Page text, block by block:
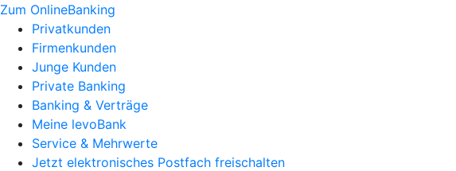
Zum OnlineBanking
Privatkunden
Firmenkunden
Junge Kunden
Private Banking
Banking & Verträge
Meine levoBank
Service & Mehrwerte
Jetzt elektronisches Postfach freischalten